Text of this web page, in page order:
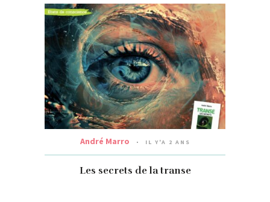
André Marro IL Y'A 2 ANS
Les secrets de la transe